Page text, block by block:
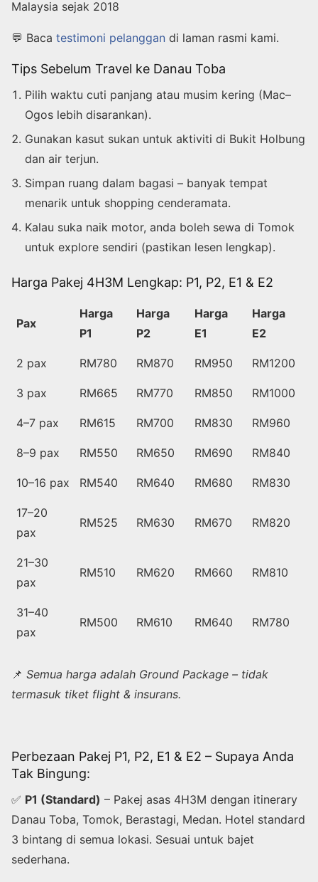
Malaysia sejak 2018
💬 Baca testimoni pelanggan di laman rasmi kami.
Tips Sebelum Travel ke Danau Toba
Pilih waktu cuti panjang atau musim kering (Mac–
Ogos lebih disarankan).
Gunakan kasut sukan untuk aktiviti di Bukit Holbung
dan air terjun.
Simpan ruang dalam bagasi – banyak tempat
menarik untuk shopping cenderamata.
Kalau suka naik motor, anda boleh sewa di Tomok
untuk explore sendiri (pastikan lesen lengkap).
Harga Pakej 4H3M Lengkap: P1, P2, E1 & E2
Pax
Harga
P1
Harga
P2
Harga
E1
Harga
E2
2 pax RM780 RM870 RM950 RM1200
3 pax RM665 RM770 RM850 RM1000
4–7 pax RM615 RM700 RM830 RM960
8–9 pax RM550 RM650 RM690 RM840
10–16 pax RM540 RM640 RM680 RM830
17–20
pax
RM525 RM630 RM670 RM820
21–30
pax
RM510 RM620 RM660 RM810
31–40
pax
RM500 RM610 RM640 RM780
📌 Semua harga adalah Ground Package – tidak
termasuk tiket flight & insurans.
Perbezaan Pakej P1, P2, E1 & E2 – Supaya Anda
Tak Bingung:
✅ P1 (Standard) – Pakej asas 4H3M dengan itinerary
Danau Toba, Tomok, Berastagi, Medan. Hotel standard
3 bintang di semua lokasi. Sesuai untuk bajet
sederhana.